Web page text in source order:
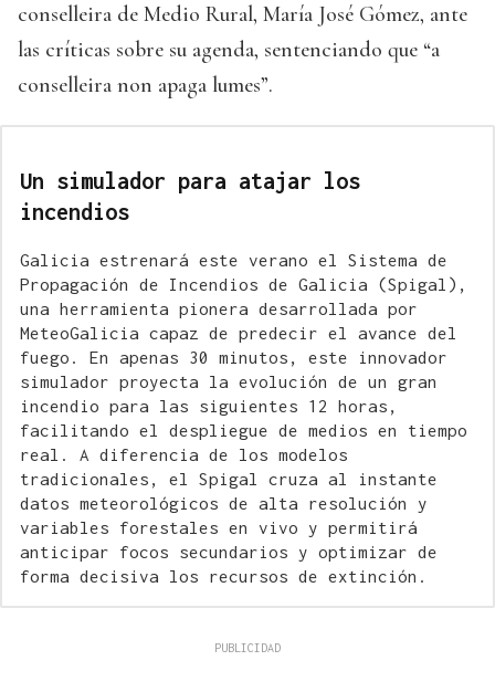
conselleira de Medio Rural, María José Gómez, ante
las críticas sobre su agenda, sentenciando que “a
conselleira non apaga lumes”.
Un simulador para atajar los
incendios
Galicia estrenará este verano el Sistema de
Propagación de Incendios de Galicia (Spigal),
una herramienta pionera desarrollada por
MeteoGalicia capaz de predecir el avance del
fuego. En apenas 30 minutos, este innovador
simulador proyecta la evolución de un gran
incendio para las siguientes 12 horas,
facilitando el despliegue de medios en tiempo
real. A diferencia de los modelos
tradicionales, el Spigal cruza al instante
datos meteorológicos de alta resolución y
variables forestales en vivo y permitirá
anticipar focos secundarios y optimizar de
forma decisiva los recursos de extinción.